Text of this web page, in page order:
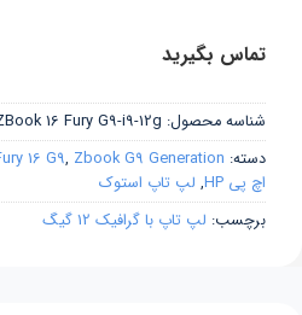
تماس بگیرید
شناسه محصول: 16 Fury G9-i9-12g
دسته:
16 G9, Zbook G9 Generation
اچ پی HP
, لپ تاپ استوک
برچسب: لپ تاپ با گرافیک 12 گیگ